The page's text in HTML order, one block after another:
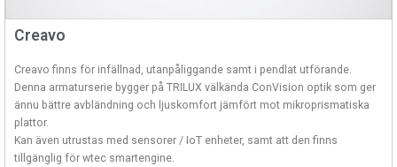
Creavo
Creavo finns för infällnad, utanpåliggande samt i pendlat utförande.
Denna armaturserie bygger på TRILUX välkända ConVision optik som ger
ännu bättre avbländning och ljuskomfort jämfört mot mikroprismatiska
plattor.
Kan även utrustas med sensorer / IoT enheter, samt att den finns
tillgänglig för wtec smartengine.